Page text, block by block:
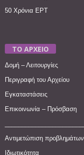
50 Χρόνια ΕΡΤ
ΤΟ ΑΡΧΕΙΟ
Δομή – Λειτουργίες
Περιγραφή του Αρχείου
Εγκαταστάσεις
Επικοινωνία – Πρόσβαση
Αντιμετώπιση προβλημάτων
Ιδιωτικότητα